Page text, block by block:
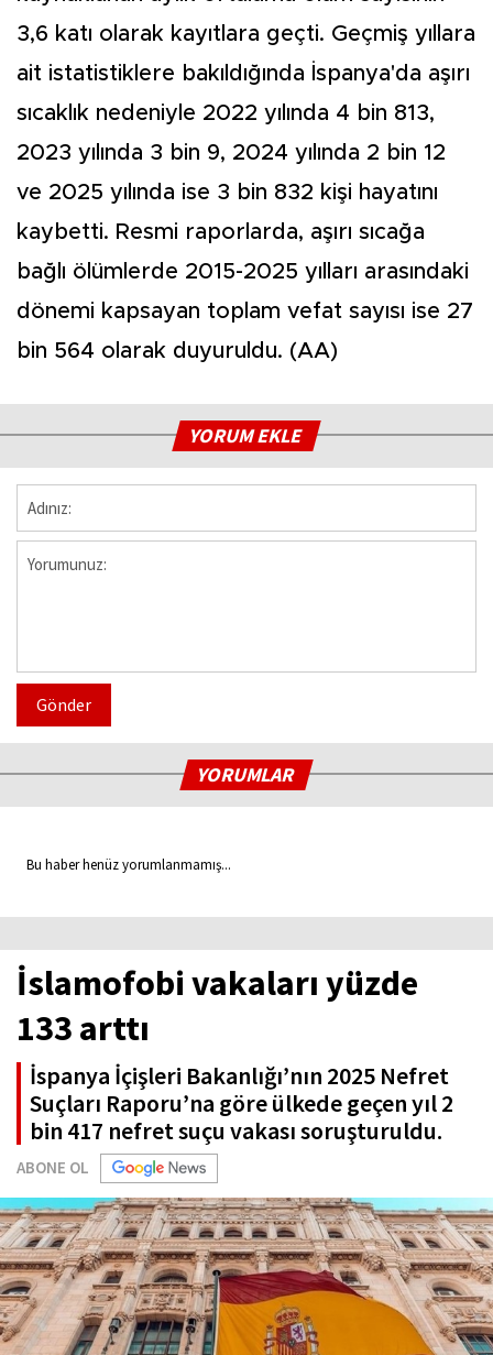
3,6 katı olarak kayıtlara geçti. Geçmiş yıllara
ait istatistiklere bakıldığında İspanya'da aşırı
sıcaklık nedeniyle 2022 yılında 4 bin 813,
2023 yılında 3 bin 9, 2024 yılında 2 bin 12
ve 2025 yılında ise 3 bin 832 kişi hayatını
kaybetti. Resmi raporlarda, aşırı sıcağa
bağlı ölümlerde 2015-2025 yılları arasındaki
dönemi kapsayan toplam vefat sayısı ise 27
bin 564 olarak duyuruldu. (AA)
YORUM EKLE
Gönder
YORUMLAR
Bu haber henüz yorumlanmamış...
İslamofobi vakaları yüzde
133 arttı
İspanya İçişleri Bakanlığı’nın 2025 Nefret
Suçları Raporu’na göre ülkede geçen yıl 2
bin 417 nefret suçu vakası soruşturuldu.
ABONE OL